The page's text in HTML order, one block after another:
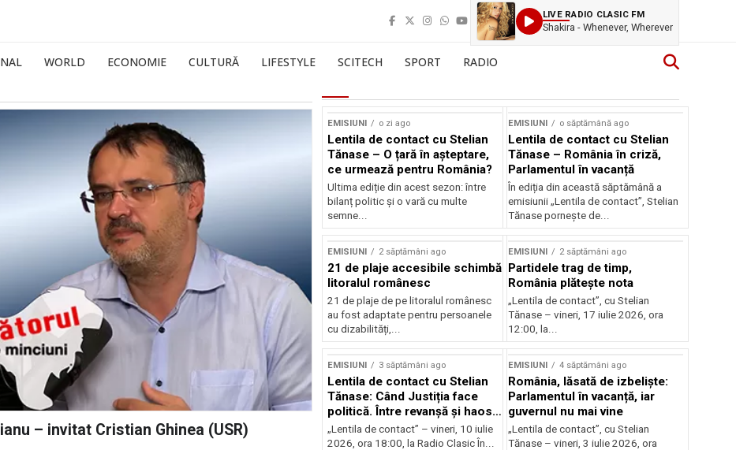
LIVE RADIO CLASIC FM
Shakira - Whenever, Wherever
WORLD ECONOMIE CULTURĂ LIFESTYLE SCITECH SPORT RADIO
– invitat Cristian Ghinea (USR)
EMISIUNI o zi ago
Lentila de contact cu Stelian
Tănase – O țară în așteptare,
ce urmează pentru România?
Ultima ediție din acest sezon: între
bilanț politic și o vară cu multe
semne...
EMISIUNI o săptămână ago
Lentila de contact cu Stelian
Tănase – România în criză,
Parlamentul în vacanță
În ediția din această săptămână a
emisiunii „Lentila de contact”, Stelian
Tănase pornește de...
EMISIUNI 2 săptămâni ago
21 de plaje accesibile schimbă
litoralul românesc
21 de plaje de pe litoralul românesc
au fost adaptate pentru persoanele
cu dizabilități,...
EMISIUNI 2 săptămâni ago
Partidele trag de timp,
România plătește nota
„Lentila de contact”, cu Stelian
Tănase – vineri, 17 iulie 2026, ora
12:00, la...
EMISIUNI 3 săptămâni ago
Lentila de contact cu Stelian
Tănase: Când Justiția face
politică. Între revanșă și haos
instituțional
„Lentila de contact” – vineri, 10 iulie
2026, ora 18:00, la Radio Clasic În...
EMISIUNI 4 săptămâni ago
România, lăsată de izbeliște:
Parlamentul în vacanță, iar
guvernul nu mai vine
„Lentila de contact”, cu Stelian
Tănase – vineri, 3 iulie 2026, ora